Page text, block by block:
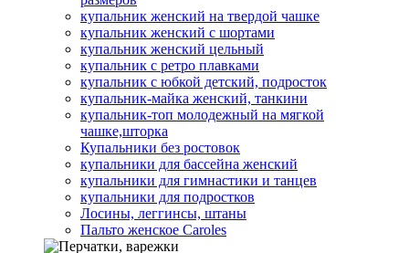
купальник женский на твердой чашке
купальник женский с шортами
купальник женский цельный
купальник с ретро плавками
купальник с юбкой детский, подросток
купальник-майка женский, танкини
купальник-топ молодежный на мягкой
чашке,шторка
Купальники без ростовок
купальники для бассейна женский
купальники для гимнастики и танцев
купальники для подростков
Лосины, леггинсы, штаны
Пальто женское Caroles